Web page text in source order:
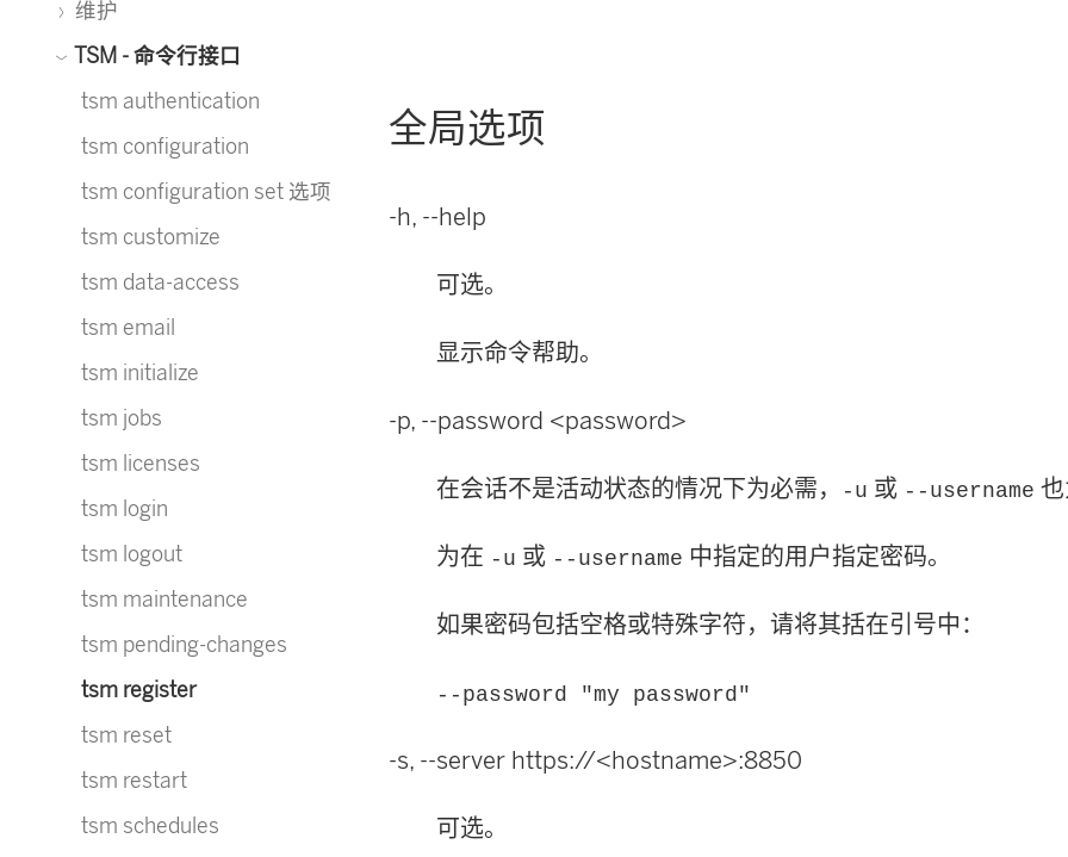
维护
TSM - 命令行接口
tsm authentication
tsm configuration
tsm configuration set 选项
tsm customize
tsm data-access
tsm email
tsm initialize
tsm jobs
tsm licenses
tsm login
tsm logout
tsm maintenance
tsm pending-changes
tsm register
tsm reset
tsm restart
tsm schedules
全局选项
-h, --help
可选。
显示命令帮助。
-p, --password <password>
在会话不是活动状态的情况下为必需， -u 或 --username
为在 -u 或 --username 中指定的用户指定密码。
如果密码包括空格或特殊字符，请将其括在引号中：
--password "my password"
-s, --server https://<hostname>:8850
可选。